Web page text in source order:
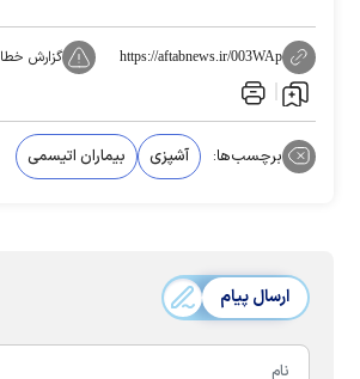
https://aftabnews.ir/003WAp گزارش خطا
برچسب‌ها: آشپزی بیماران اتیسمی
ارسال پیام